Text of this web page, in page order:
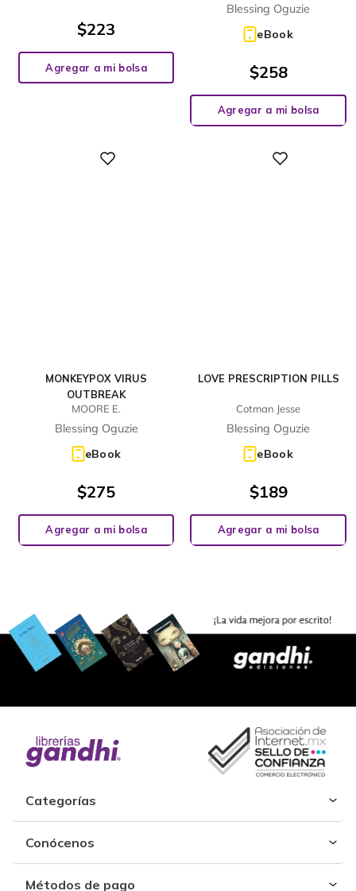
$223
Agregar a mi bolsa
Blessing Oguzie
eBook
$258
Agregar a mi bolsa
MONKEYPOX VIRUS
OUTBREAK
MOORE E.
Blessing Oguzie
eBook
$275
Agregar a mi bolsa
LOVE PRESCRIPTION PILLS
Cotman Jesse
Blessing Oguzie
eBook
$189
Agregar a mi bolsa
Categorías
Conócenos
Métodos de pago